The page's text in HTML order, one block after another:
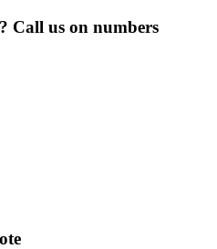
Call us on numbers